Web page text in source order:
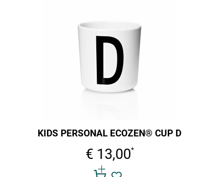
KIDS PERSONAL ECOZEN® CUP D
€ 13,00*